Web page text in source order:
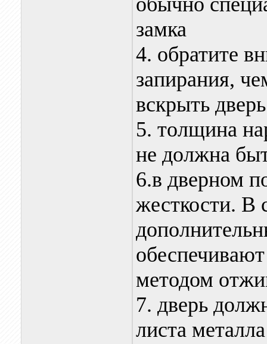
замка
4. обратите
запирания,
вскрыть дверь
5. толщина
не должна
6.в дверном
жесткости. В
методом
7. дверь
листа металла